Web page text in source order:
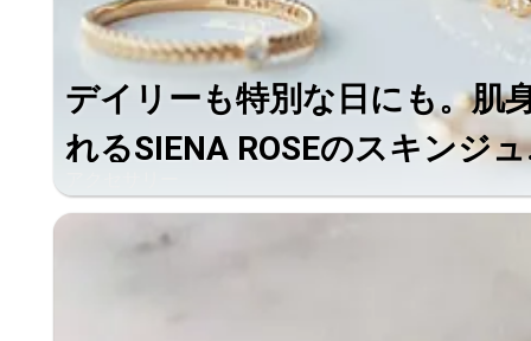
デイリーも特別な日にも。肌
れるSIENA ROSEのスキンジ